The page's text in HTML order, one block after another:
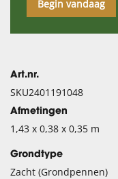
Begin vandaag
Art.nr.
SKU2401191048
Afmetingen
1,43 x 0,38 x 0,35 m
Grondtype
Zacht (Grondpennen)